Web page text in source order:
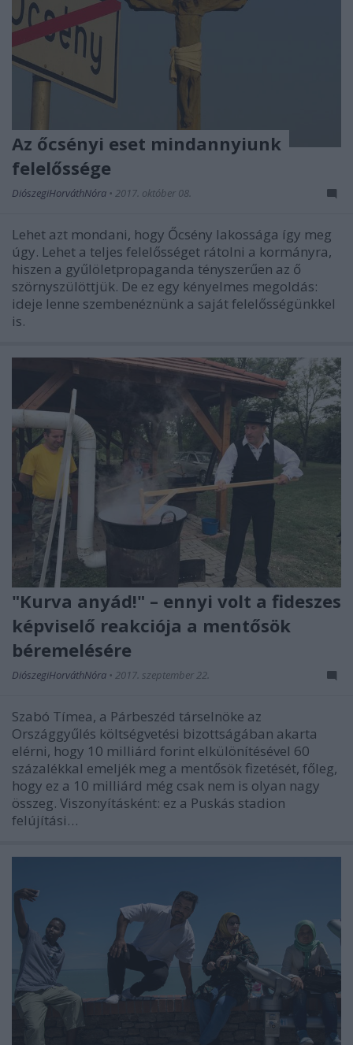
Az őcsényi eset mindannyiunk
felelőssége
DiószegiHorváthNóra • 2017. október 08.
Lehet azt mondani, hogy Őcsény lakossága így meg
úgy. Lehet a teljes felelősséget rátolni a kormányra,
hiszen a gyűlöletpropaganda tényszerűen az ő
szörnyszülöttjük. De ez egy kényelmes megoldás:
ideje lenne szembenéznünk a saját felelősségünkkel
is.
"Kurva anyád!" – ennyi volt a fideszes
képviselő reakciója a mentősök
béremelésére
DiószegiHorváthNóra • 2017. szeptember 22.
Szabó Tímea, a Párbeszéd társelnöke az
Országgyűlés költségvetési bizottságában akarta
elérni, hogy 10 milliárd forint elkülönítésével 60
százalékkal emeljék meg a mentősök fizetését, főleg,
hogy ez a 10 milliárd még csak nem is olyan nagy
összeg. Viszonyításként: ez a Puskás stadion
felújítási…